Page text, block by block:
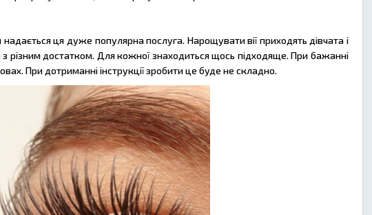
ця дуже популярна послуга. Нарощувати вії приходять дівчата і
з різним достатком. Для кожної знаходиться щось підходяще. При бажанні
При дотриманні інструкції зробити це буде не складно.